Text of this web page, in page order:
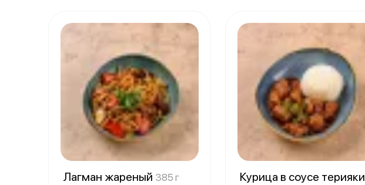
Лагман жареный 385 г
Курица в соусе терияки